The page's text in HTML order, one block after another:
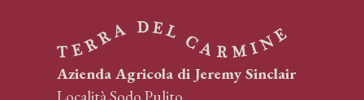
Azienda Agricola di Jeremy Sinclair